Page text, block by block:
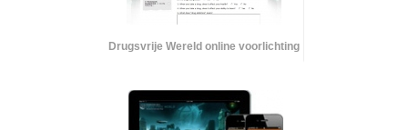
Drugsvrije Wereld online voorlichting